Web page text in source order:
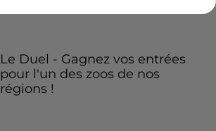
Le Duel - Gagnez vos entrées
pour l'un des zoos de nos
régions !